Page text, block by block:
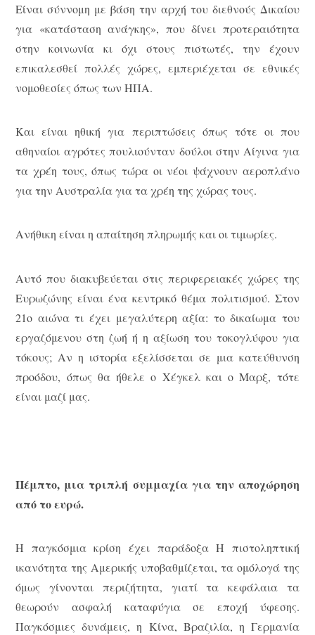
Είναι σύννομη με βάση την αρχή του διεθνούς Δικαίου
για «κατάσταση ανάγκης», που δίνει προτεραιότητα
στην κοινωνία κι όχι στους πιστωτές, την έχουν
επικαλεσθεί πολλές χώρες, εμπεριέχεται σε εθνικές
νομοθεσίες όπως των ΗΠΑ.
Και είναι ηθική για περιπτώσεις όπως τότε οι που
αθηναίοι αγρότες πουλιούνταν δούλοι στην Αίγινα για
τα χρέη τους, όπως τώρα οι νέοι ψάχνουν αεροπλάνο
για την Αυστραλία για τα χρέη της χώρας τους.
Ανήθικη είναι η απαίτηση πληρωμής και οι τιμωρίες.
Αυτό που διακυβεύεται στις περιφερειακές χώρες της
Ευρωζώνης είναι ένα κεντρικό θέμα πολιτισμού. Στον
21ο αιώνα τι έχει μεγαλύτερη αξία: το δικαίωμα του
εργαζόμενου στη ζωή ή η αξίωση του τοκογλύφου για
τόκους; Αν η ιστορία εξελίσσεται σε μια κατεύθυνση
προόδου, όπως θα ήθελε ο Χέγκελ και ο Μαρξ, τότε
είναι μαζί μας.
Πέμπτο, μια τριπλή συμμαχία για την αποχώρηση
από το ευρώ.
Η παγκόσμια κρίση έχει παράδοξα Η πιστοληπτική
ικανότητα της Αμερικής υποβαθμίζεται, τα ομόλογά της
όμως γίνονται περιζήτητα, γιατί τα κεφάλαια τα
θεωρούν ασφαλή καταφύγια σε εποχή ύφεσης.
Παγκόσμιες δυνάμεις, η Κίνα, Βραζιλία, η Γερμανία